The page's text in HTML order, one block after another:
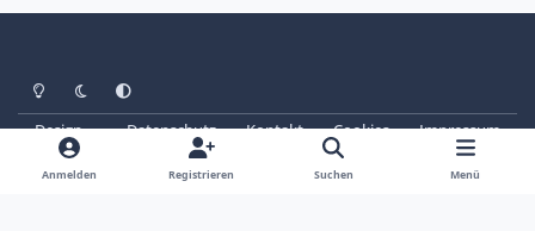
Heller ModusDunkler Modus
Systemeinstellung
Design Datenschutz Kontakt Cookies
Impressum
© Copyright 2025 - SAABoteure e. V.
Powered by Invision Community
Anmelden Registrieren Suchen Menü